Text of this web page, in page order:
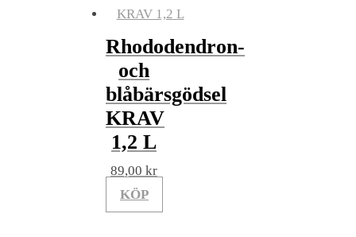
Rhododendron-
och
blåbärsgödsel
KRAV
1,2 L
89,00kr
KÖP